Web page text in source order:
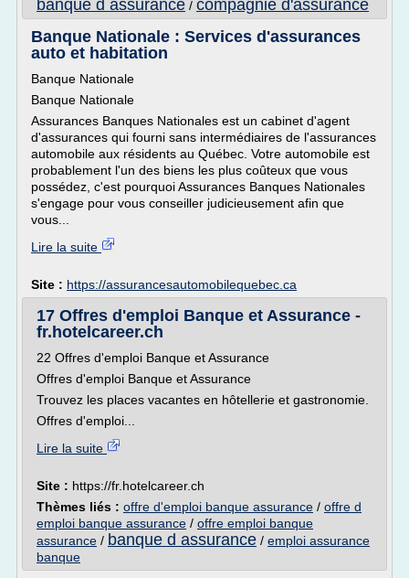
banque d assurance / compagnie d'assurance
Banque Nationale : Services d'assurances
auto et habitation
Banque Nationale
Banque Nationale
Assurances Banques Nationales est un cabinet d'agent
d'assurances qui fourni sans intermédiaires de l'assurances
automobile aux résidents au Québec. Votre automobile est
probablement l'un des biens les plus coûteux que vous
possédez, c'est pourquoi Assurances Banques Nationales
s'engage pour vous conseiller judicieusement afin que
vous...
Lire la suite
Site : https://assurancesautomobilequebec.ca
17 Offres d'emploi Banque et Assurance -
fr.hotelcareer.ch
22 Offres d'emploi Banque et Assurance
Offres d'emploi Banque et Assurance
Trouvez les places vacantes en hôtellerie et gastronomie.
Offres d'emploi...
Lire la suite
Site : https://fr.hotelcareer.ch
Thèmes liés : offre d'emploi banque assurance / offre d
emploi banque assurance / offre emploi banque
assurance / banque d assurance / emploi assurance
banque